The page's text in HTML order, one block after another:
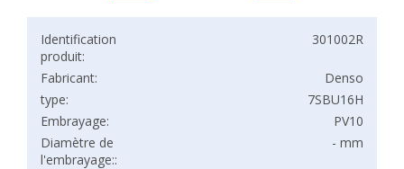
Identification
produit:
301002R
Fabricant:
Denso
type:
7SBU16H
Embrayage:
PV10
Diamètre de
l'embrayage::
- mm